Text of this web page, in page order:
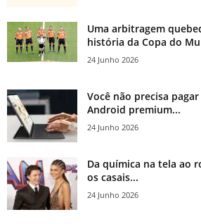
Uma arbitragem
história da Copa do
24 Junho 2026
Você não precisa
Android premium...
24 Junho 2026
Da química na tela ao
os casais...
24 Junho 2026